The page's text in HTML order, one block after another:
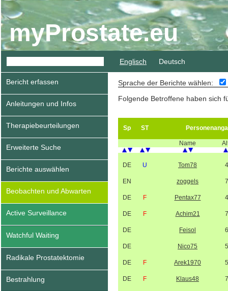
myProstate.eu
Englisch Deutsch
Bericht erfassen
Anleitungen und Infos
Therapiebeurteilungen
Erweiterte Suche
Berichte auswählen
Beobachten und Abwarten
Active Surveillance
Watchful Waiting
Radikale Prostatektomie
Bestrahlung
Sprache der Berichte wählen:
Folgende Betroffene haben sich
Sp ST
Name
DE U Tom78
EN zoggels
DE F Pentax77
DE F Achim21
DE Feisol
DE Nico75
DE F Arek1970
DE F Klaus48